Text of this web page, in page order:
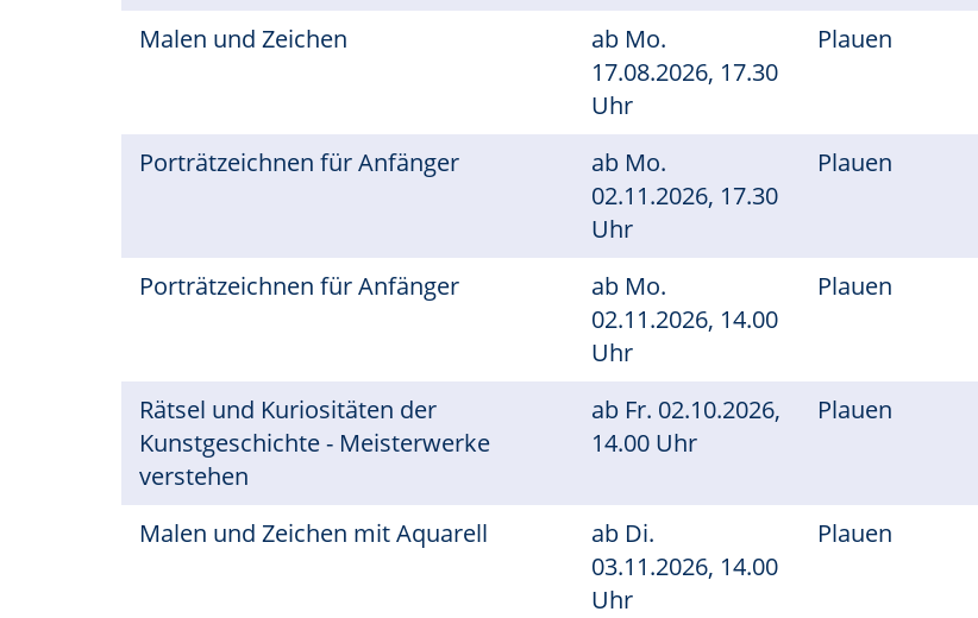
Malen und Zeichen ab Mo.
17.08.2026, 17.30
Uhr
Plauen
Porträtzeichnen für Anfänger ab Mo.
02.11.2026, 17.30
Uhr
Plauen
Porträtzeichnen für Anfänger ab Mo.
02.11.2026, 14.00
Uhr
Plauen
Rätsel und Kuriositäten der
Kunstgeschichte - Meisterwerke
verstehen
ab Fr. 02.10.2026,
14.00 Uhr
Plauen
Malen und Zeichen mit Aquarell ab Di.
03.11.2026, 14.00
Uhr
Plauen